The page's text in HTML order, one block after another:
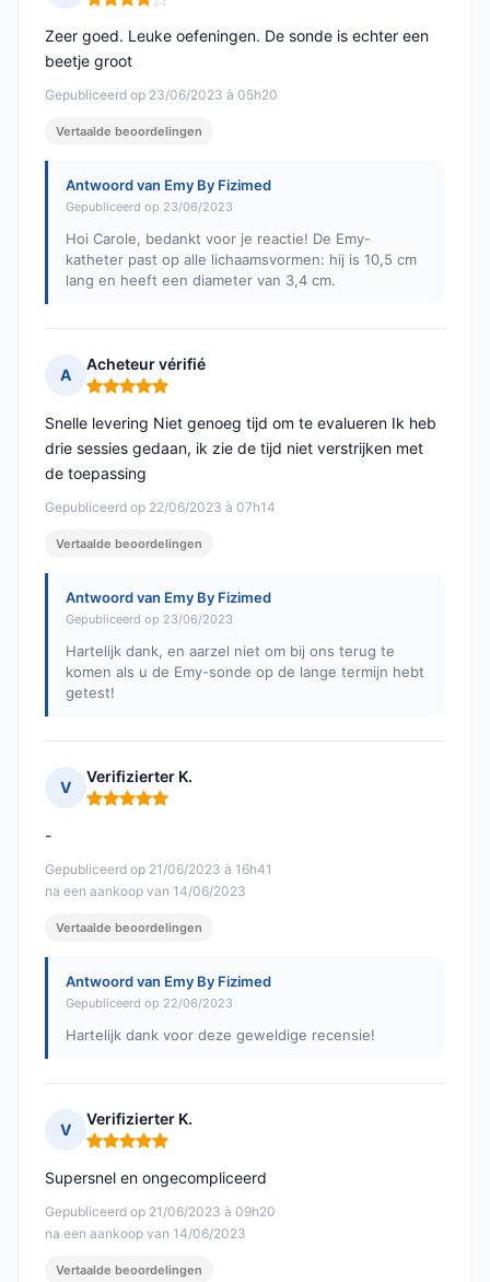
Opmerking: 4 van 5
Gepubliceerd op 23/06/2023 à 05h20
Zeer goed. Leuke oefeningen. De sonde is echter een
beetje groot
Vertaalde beoordelingen
Antwoord van Emy By Fizimed
Gepubliceerd op 23/06/2023
Hoi Carole, bedankt voor je reactie! De Emy-
katheter past op alle lichaamsvormen: hij is 10,5 cm
lang en heeft een diameter van 3,4 cm.
A
Acheteur vérifié
Opmerking: 5 van 5
Gepubliceerd op 22/06/2023 à 07h14
Snelle levering Niet genoeg tijd om te evalueren Ik heb
drie sessies gedaan, ik zie de tijd niet verstrijken met
de toepassing
Vertaalde beoordelingen
Antwoord van Emy By Fizimed
Gepubliceerd op 23/06/2023
Hartelijk dank, en aarzel niet om bij ons terug te
komen als u de Emy-sonde op de lange termijn hebt
getest!
V
Verifizierter K.
Opmerking: 5 van 5
Gepubliceerd op 21/06/2023 à 16h41
na een aankoop van 14/06/2023
-
Vertaalde beoordelingen
Antwoord van Emy By Fizimed
Gepubliceerd op 22/06/2023
Hartelijk dank voor deze geweldige recensie!
V
Verifizierter K.
Opmerking: 5 van 5
Gepubliceerd op 21/06/2023 à 09h20
na een aankoop van 14/06/2023
Supersnel en ongecompliceerd
Vertaalde beoordelingen